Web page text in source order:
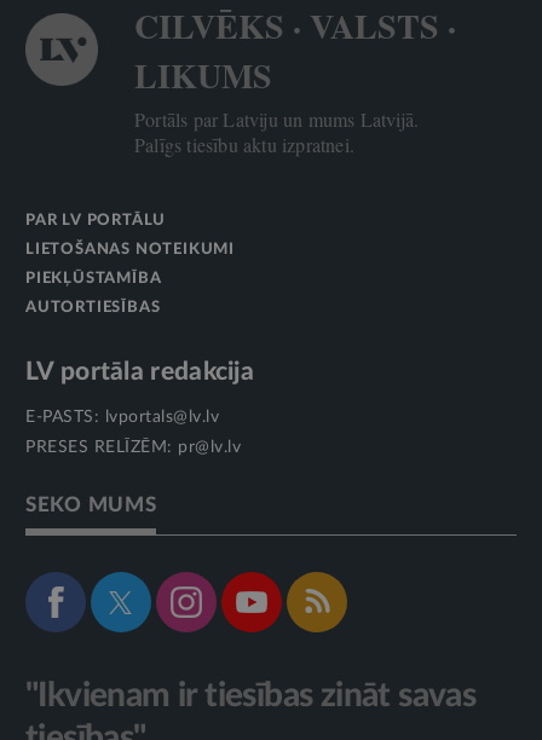
CILVĒKS · VALSTS ·
LIKUMS
Portāls par Latviju un mums Latvijā.
Palīgs tiesību aktu izpratnei.
PAR LV PORTĀLU
LIETOŠANAS NOTEIKUMI
PIEKĻŪSTAMĪBA
AUTORTIESĪBAS
LV portāla redakcija
E-PASTS:
lvportals@lv.lv
PRESES RELĪZĒM: pr@lv.lv
SEKO MUMS
"Ikvienam ir tiesības zināt savas